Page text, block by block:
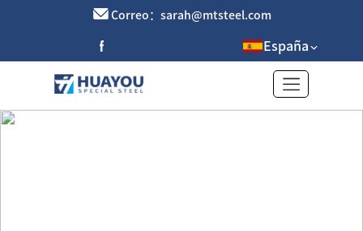
Correo：sarah@mtsteel.com
España